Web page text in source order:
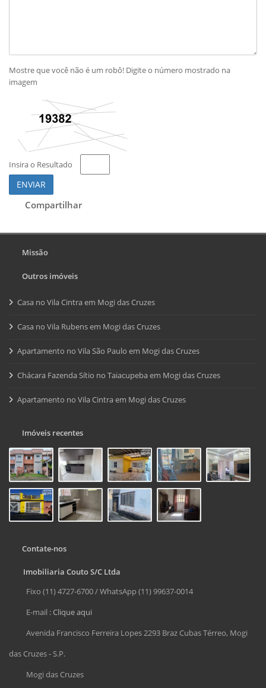
Mostre que você não é um robô! Digite o número mostrado na
imagem
Insira o Resultado
ENVIAR
Compartilhar
Missão
Outros imóveis
Casa no Vila Cintra em Mogi das Cruzes
Casa no Vila Rubens em Mogi das Cruzes
Apartamento no Vila São Paulo em Mogi das Cruzes
Chácara Fazenda Sítio no Taiacupeba em Mogi das Cruzes
Apartamento no Vila Cintra em Mogi das Cruzes
Imóveis recentes
Contate-nos
Imobiliaria Couto S/C Ltda
Fixo (11) 4727-6700 / WhatsApp (11) 99637-0014
E-mail :Clique aqui
Avenida Francisco Ferreira Lopes 2293 Braz Cubas Térreo, Mogi
das Cruzes - S.P.
Mogi das Cruzes